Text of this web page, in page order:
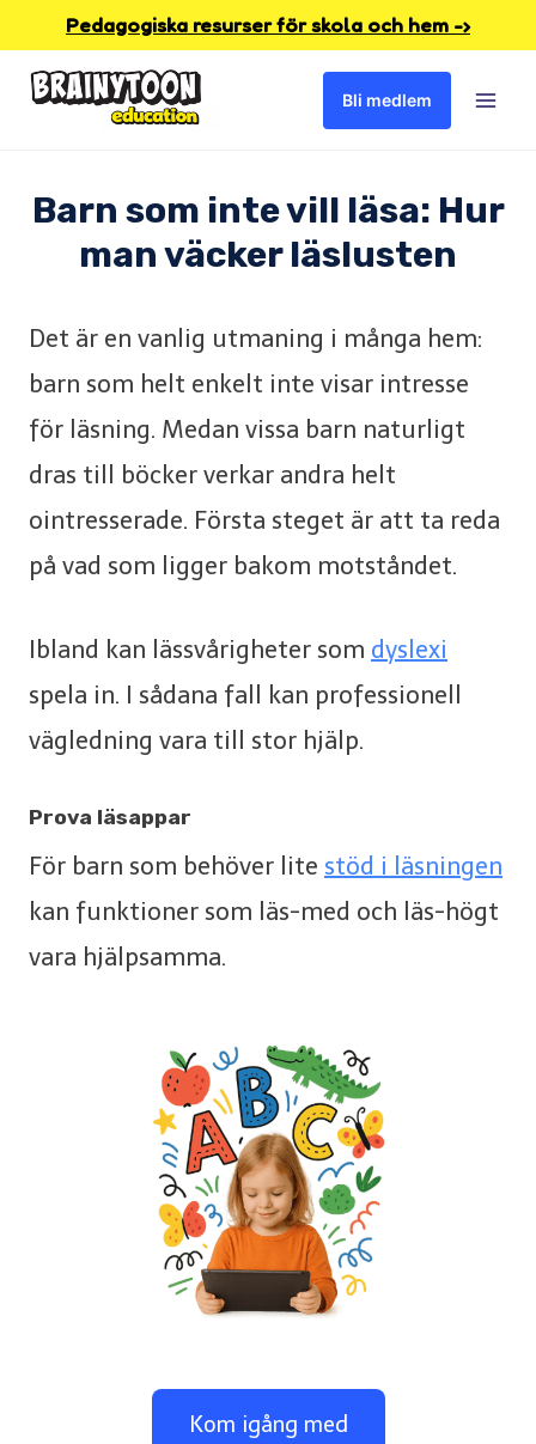
content
Pedagogiska resurser för skola och hem -›
Bli medlem
Barn som inte vill läsa: Hur
man väcker läslusten
Det är en vanlig utmaning i många hem:
barn som helt enkelt inte visar intresse
för läsning. Medan vissa barn naturligt
dras till böcker verkar andra helt
ointresserade. Första steget är att ta reda
på vad som ligger bakom motståndet.
Ibland kan lässvårigheter som dyslexi
spela in. I sådana fall kan professionell
vägledning vara till stor hjälp.
Prova läsappar
För barn som behöver lite stöd i läsningen
kan funktioner som läs-med och läs-högt
vara hjälpsamma.
Kom igång med